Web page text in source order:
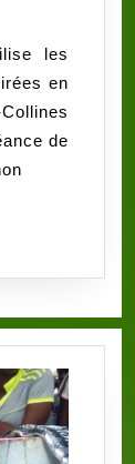
les
en
de